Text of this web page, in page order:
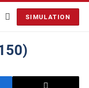
SIMULATION